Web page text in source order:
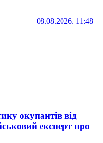
08.08.2026, 11:48
окупантів від
експерт про